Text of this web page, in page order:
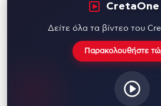
CretaOne
Δείτε όλα τα βίντεο του
Παρακολουθήστε